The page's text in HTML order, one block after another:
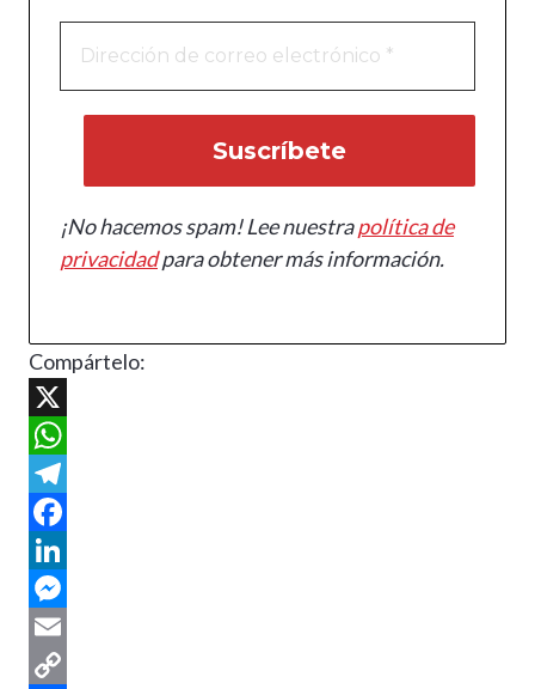
¡No hacemos spam! Lee nuestrapolítica de
privacidadpara obtener más información.
Compártelo:
X
W
h
a
t
s
A
T
e
e
g
F
a
c
e
L
n
M
e
E